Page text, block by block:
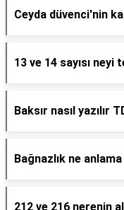
Ceyda düvenci'nin
13 ve 14 sayısı neyi
Baksır nasıl yazılır
Bağnazlık ne
212 ve 216 nerenin